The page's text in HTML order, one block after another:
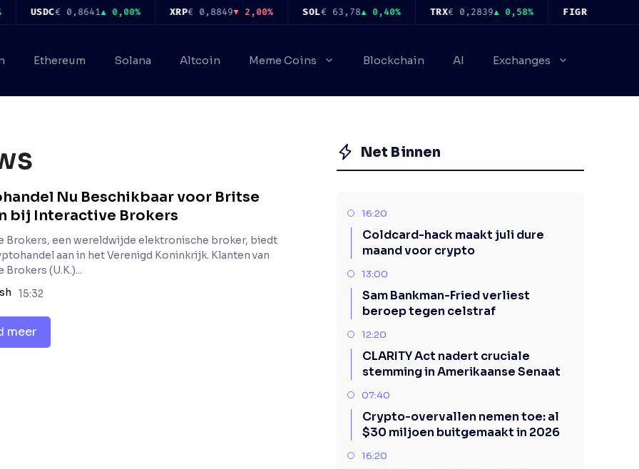
USDC€ 0,8641▲ 0,00% XRP€ 0,8849▼ 2,00% SOL€ 63,78▲ 0,40% TRX€ 0,2839▲ 0,58% FIGR_HELOC
Ethereum Solana Altcoin Meme Coins Blockchain AI Exchanges
Nu Beschikbaar voor Britse
bij Interactive Brokers
Brokers, een wereldwijde elektronische broker, biedt
aan in het Verenigd Koninkrijk. Klanten van
(U.K.)...
15:32
meer
Net Binnen
16:20
Coldcard-hack maakt juli dure
maand voor crypto
13:00
Sam Bankman-Fried verliest
beroep tegen celstraf
12:20
CLARITY Act nadert cruciale
stemming in Amerikaanse Senaat
07:40
Crypto-overvallen nemen toe: al
$30 miljoen buitgemaakt in 2026
16:20